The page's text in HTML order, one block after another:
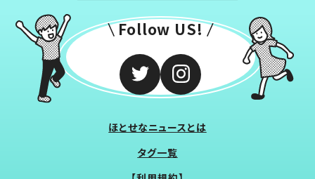
Follow US!
ほとせなニュースとは
タグ一覧